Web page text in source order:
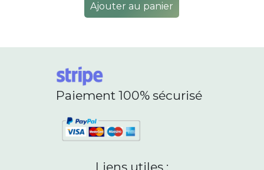
Ajouter au panier
Paiement 100% sécurisé
Liens utiles :